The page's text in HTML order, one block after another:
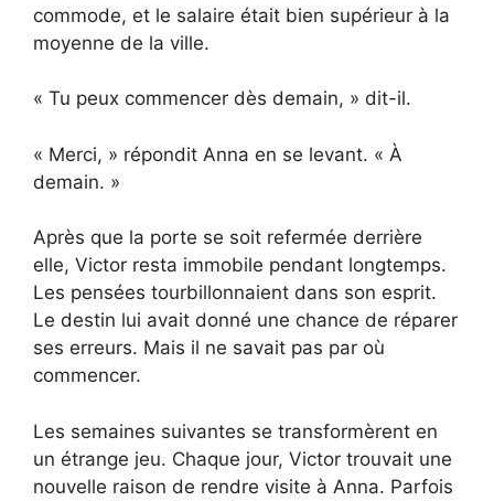
commode, et le salaire était bien supérieur à la
moyenne de la ville.
« Tu peux commencer dès demain, » dit-il.
« Merci, » répondit Anna en se levant. « À
demain. »
Après que la porte se soit refermée derrière
elle, Victor resta immobile pendant longtemps.
Les pensées tourbillonnaient dans son esprit.
Le destin lui avait donné une chance de réparer
ses erreurs. Mais il ne savait pas par où
commencer.
Les semaines suivantes se transformèrent en
un étrange jeu. Chaque jour, Victor trouvait une
nouvelle raison de rendre visite à Anna. Parfois